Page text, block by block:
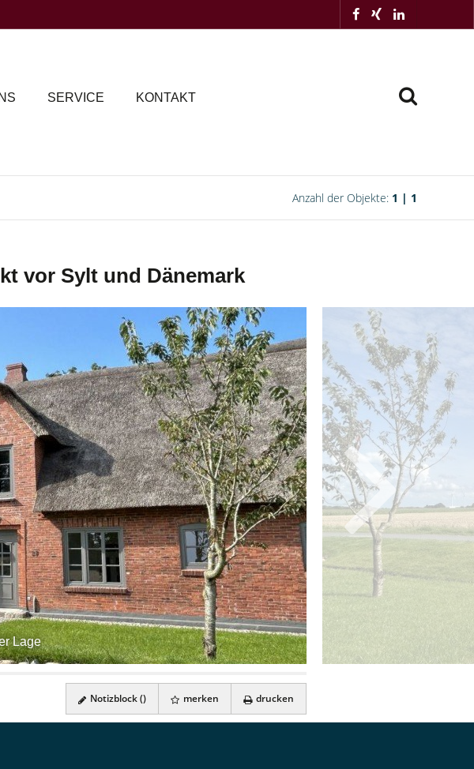
SERVICE KONTAKT
Anzahl der Objekte: 1 | 1
vor Sylt und Dänemark
Lage
Notizblock () merken drucken